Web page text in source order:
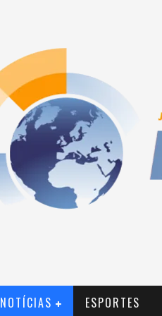
NOTÍCIAS ESPORTES